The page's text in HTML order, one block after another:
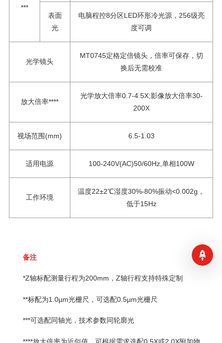
***
表面
光
电脑程控8分区LED环形冷光源，256级亮
度可调
光学镜头
MT0745定格定倍镜头，倍率可保存，切
换后无需校准
放大倍率****
光学放大倍率0.7-4.5X;影像放大倍率30-
200X
视场范围(mm) 6.5-1.03
适用电源 100-240V(AC)50/60Hz,单相100W
工作环境
温度22±2℃湿度30%-80%振动<0.002g，
低于15Hz
备注
*Z轴标配测量行程为200mm，Z轴行程支持特殊定制
**标配为1.0µm光栅尺，可选配0.5µm光栅尺
***可选配同轴光，技术参数同轮廓光